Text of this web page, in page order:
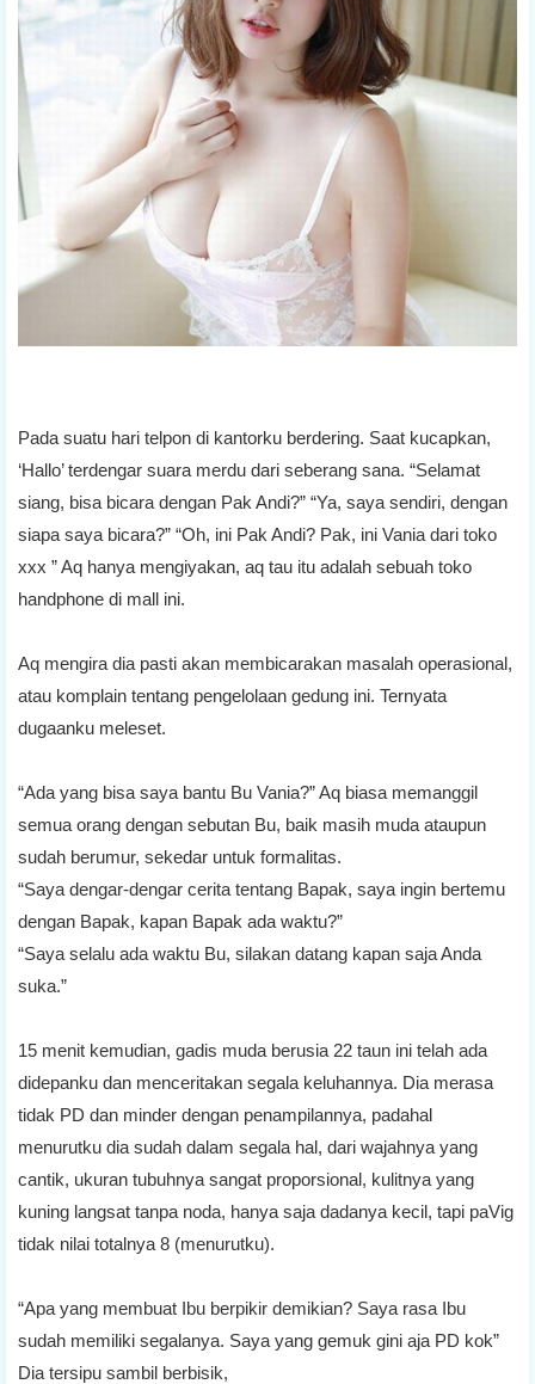
Pada suatu hari telpon di kantorku berdering. Saat kucapkan,
‘Hallo’ terdengar suara merdu dari seberang sana. “Selamat
siang, bisa bicara dengan Pak Andi?” “Ya, saya sendiri, dengan
siapa saya bicara?” “Oh, ini Pak Andi? Pak, ini Vania dari toko
xxx ” Aq hanya mengiyakan, aq tau itu adalah sebuah toko
handphone di mall ini.
Aq mengira dia pasti akan membicarakan masalah operasional,
atau komplain tentang pengelolaan gedung ini. Ternyata
dugaanku meleset.
“Ada yang bisa saya bantu Bu Vania?” Aq biasa memanggil
semua orang dengan sebutan Bu, baik masih muda ataupun
sudah berumur, sekedar untuk formalitas.
“Saya dengar-dengar cerita tentang Bapak, saya ingin bertemu
dengan Bapak, kapan Bapak ada waktu?”
“Saya selalu ada waktu Bu, silakan datang kapan saja Anda
suka.”
15 menit kemudian, gadis muda berusia 22 taun ini telah ada
didepanku dan menceritakan segala keluhannya. Dia merasa
tidak PD dan minder dengan penampilannya, padahal
menurutku dia sudah dalam segala hal, dari wajahnya yang
cantik, ukuran tubuhnya sangat proporsional, kulitnya yang
kuning langsat tanpa noda, hanya saja dadanya kecil, tapi paVig
tidak nilai totalnya 8 (menurutku).
“Apa yang membuat Ibu berpikir demikian? Saya rasa Ibu
sudah memiliki segalanya. Saya yang gemuk gini aja PD kok”
Dia tersipu sambil berbisik,